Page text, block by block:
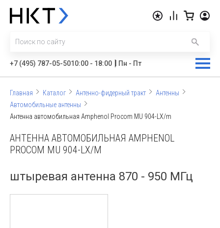
+7 (495) 787-05-5010:00 - 18:00 Пн - Пт
Главная Каталог Антенно-фидерный тракт
Антенны
Автомобильные антенны
Антенна автомобильная Amphenol Procom MU 904-LX/m
АНТЕННА АВТОМОБИЛЬНАЯ AMPHENOL
PROCOM MU 904-LX/M
штыревая антенна 870 - 950 МГц